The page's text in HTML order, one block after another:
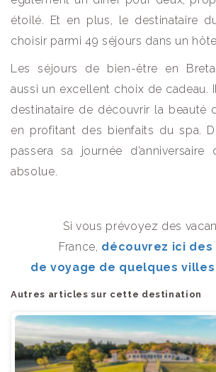
étoilé. Et en plus, le destinataire
choisir parmi 49 séjours dans un
Les séjours de bien-être en
aussi un excellent choix de cadeau.
destinataire de découvrir la beauté
en profitant des bienfaits du spa.
passera sa journée
absolue.
Si vous prévoyez des
France, découvrez ici des
de voyage de quelques
Autres articles sur cette destination